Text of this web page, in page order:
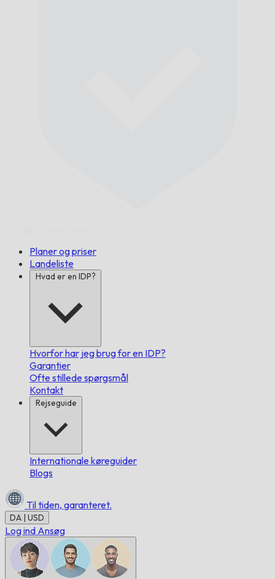
Planer og priser
Landeliste
Hvad er en IDP?
Hvorfor har jeg brug for en IDP?
Garantier
Ofte stillede spørgsmål
Kontakt
Rejseguide
Internationale køreguider
Blogs
Til tiden, garanteret.
DA | USD
Log ind Ansøg